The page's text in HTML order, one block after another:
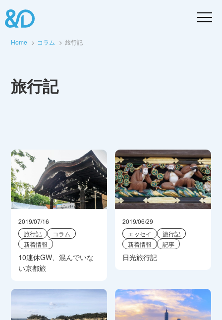
Home コラム 旅行記
旅行記
2019/07/16
旅行記
コラム
新着情報
10連休GW、混んでいな
い京都旅
2019/06/29
エッセイ
旅行記
新着情報
記事
日光旅行記